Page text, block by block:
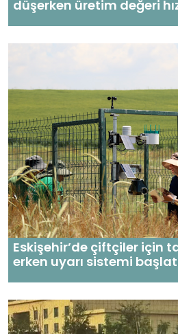
düşerken üretim değeri
Eskişehir’de çiftçiler için
erken uyarı sistemi